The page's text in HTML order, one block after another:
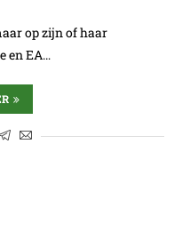
op zijn of haar
en EA…